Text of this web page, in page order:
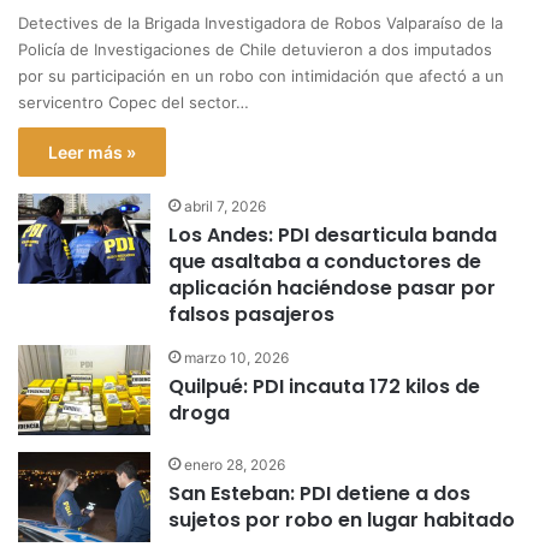
Detectives de la Brigada Investigadora de Robos Valparaíso de la
Policía de Investigaciones de Chile detuvieron a dos imputados
por su participación en un robo con intimidación que afectó a un
servicentro Copec del sector…
Leer más »
abril 7, 2026
Los Andes: PDI desarticula banda
que asaltaba a conductores de
aplicación haciéndose pasar por
falsos pasajeros
marzo 10, 2026
Quilpué: PDI incauta 172 kilos de
droga
enero 28, 2026
San Esteban: PDI detiene a dos
sujetos por robo en lugar habitado